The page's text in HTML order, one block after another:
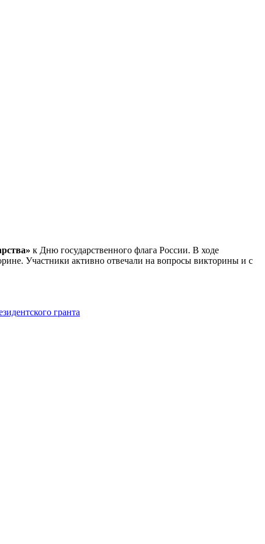
к Дню государственного флага России. В ходе
Участники активно отвечали на вопросы викторины и с
гранта